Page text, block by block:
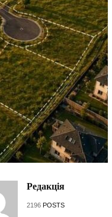
Редакція
2196 POSTS